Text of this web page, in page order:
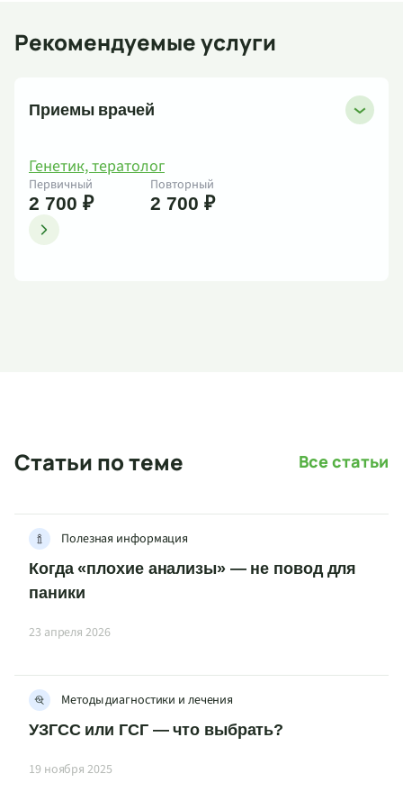
Рекомендуемые услуги
Приемы врачей
Генетик, тератолог
Первичный
2 700 ₽
Повторный
2 700 ₽
Статьи по теме Все статьи
Полезная информация
Когда «плохие анализы» — не повод для
паники
23 апреля 2026
Методы диагностики и лечения
УЗГСС или ГСГ — что выбрать?
19 ноября 2025